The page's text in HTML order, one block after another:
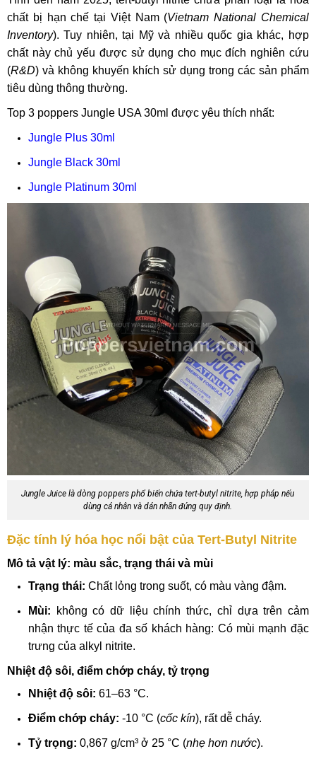
chất bị hạn chế tại Việt Nam (Vietnam National Chemical
Inventory). Tuy nhiên, tại Mỹ và nhiều quốc gia khác, hợp
chất này chủ yếu được sử dụng cho mục đích nghiên cứu
(R&D) và không khuyến khích sử dụng trong các sản phẩm
tiêu dùng thông thường.
Top 3 poppers Jungle USA 30ml được yêu thích nhất:
Jungle Plus 30ml
Jungle Black 30ml
Jungle Platinum 30ml
Jungle Juice là dòng poppers phổ biến chứa tert-butyl nitrite, hợp pháp nếu
dùng cá nhân và dán nhãn đúng quy định.
Đặc tính lý hóa học nổi bật của Tert-Butyl Nitrite
Mô tả vật lý: màu sắc, trạng thái và mùi
Trạng thái: Chất lỏng trong suốt, có màu vàng đậm.
Mùi: không có dữ liệu chính thức, chỉ dựa trên cảm
nhận thực tế của đa số khách hàng: Có mùi mạnh đặc
trưng của alkyl nitrite.
Nhiệt độ sôi, điểm chớp cháy, tỷ trọng
Nhiệt độ sôi: 61–63 °C.
Điểm chớp cháy: -10 °C (cốc kín), rất dễ cháy.
Tỷ trọng: 0,867 g/cm³ ở 25 °C (nhẹ hơn nước).